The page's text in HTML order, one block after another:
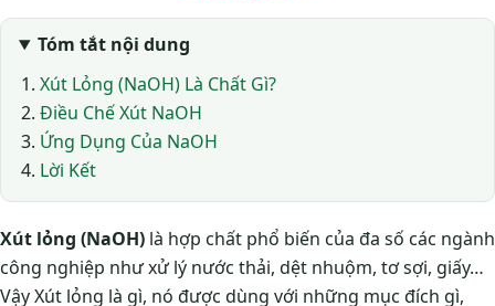
Tóm tắt nội dung
Xút Lỏng (NaOH) Là Chất Gì?
Điều Chế Xút NaOH
Ứng Dụng Của NaOH
Lời Kết
Xút lỏng (NaOH) là hợp chất phổ biến của đa số các ngành
công nghiệp như xử lý nước thải, dệt nhuộm, tơ sợi, giấy…
Vậy Xút lỏng là gì, nó được dùng với những mục đích gì,